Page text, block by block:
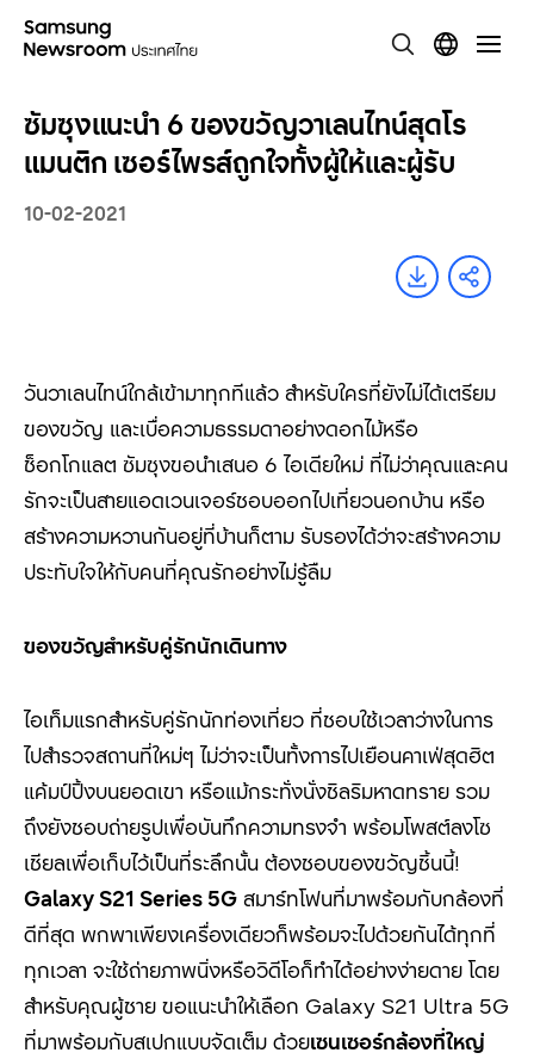
ซัมซุงแนะนำ 6 ของขวัญวาเลนไทน์สุดโร
แมนติก เซอร์ไพรส์ถูกใจทั้งผู้ให้และผู้รับ
10-02-2021
วันวาเลนไทน์ใกล้เข้ามาทุกทีแล้ว สำหรับใครที่ยังไม่ได้เตรียม
ของขวัญ และเบื่อความธรรมดาอย่างดอกไม้หรือ
ช็อกโกแลต ซัมซุงขอนำเสนอ 6ไอเดียใหม่ ที่ไม่ว่าคุณและคน
รักจะเป็นสายแอดเวนเจอร์ชอบออกไปเที่ยวนอกบ้าน หรือ
สร้างความหวานกันอยู่ที่บ้านก็ตาม รับรองได้ว่าจะสร้างความ
ประทับใจให้กับคนที่คุณรักอย่างไม่รู้ลืม
ของขวัญสำหรับคู่รักนักเดินทาง
ไอเท็มแรกสำหรับคู่รักนักท่องเที่ยว ที่ชอบใช้เวลาว่างในการ
ไปสำรวจสถานที่ใหม่ๆ ไม่ว่าจะเป็นทั้งการไปเยือนคาเฟ่สุดฮิต
แค้มป์ปิ้งบนยอดเขา หรือแม้กระทั่งนั่งชิลริมหาดทราย รวม
ถึงยังชอบถ่ายรูปเพื่อบันทึกความทรงจำ พร้อมโพสต์ลงโซ
เชียลเพื่อเก็บไว้เป็นที่ระลึกนั้น ต้องชอบของขวัญชิ้นนี้!
Galaxy S21 Series 5G สมาร์ทโฟนที่มาพร้อมกับกล้องที่
ดีที่สุด พกพาเพียงเครื่องเดียวก็พร้อมจะไปด้วยกันได้ทุกที่
ทุกเวลา จะใช้ถ่ายภาพนิ่งหรือวิดีโอก็ทำได้อย่างง่ายดาย โดย
สำหรับคุณผู้ชาย ขอแนะนำให้เลือก Galaxy S21 Ultra 5G
ที่มาพร้อมกับสเปกแบบจัดเต็ม ด้วยเซนเซอร์กล้องที่ใหญ่